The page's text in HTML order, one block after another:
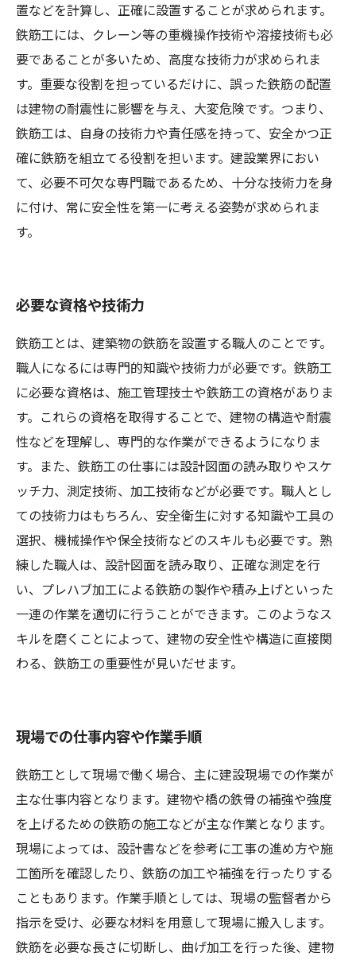
置などを計算し、正確に設置することが求められます。
鉄筋工には、クレーン等の重機操作技術や溶接技術も必
要であることが多いため、高度な技術力が求められま
す。重要な役割を担っているだけに、誤った鉄筋の配置
は建物の耐震性に影響を与え、大変危険です。つまり、
鉄筋工は、自身の技術力や責任感を持って、安全かつ正
確に鉄筋を組立てる役割を担います。建設業界におい
て、必要不可欠な専門職であるため、十分な技術力を身
に付け、常に安全性を第一に考える姿勢が求められま
す。
必要な資格や技術力
鉄筋工とは、建築物の鉄筋を設置する職人のことです。
職人になるには専門的知識や技術力が必要です。鉄筋工
に必要な資格は、施工管理技士や鉄筋工の資格がありま
す。これらの資格を取得することで、建物の構造や耐震
性などを理解し、専門的な作業ができるようになりま
す。また、鉄筋工の仕事には設計図面の読み取りやスケ
ッチ力、測定技術、加工技術などが必要です。職人とし
ての技術力はもちろん、安全衛生に対する知識や工具の
選択、機械操作や保全技術などのスキルも必要です。熟
練した職人は、設計図面を読み取り、正確な測定を行
い、プレハブ加工による鉄筋の製作や積み上げといった
一連の作業を適切に行うことができます。このようなス
キルを磨くことによって、建物の安全性や構造に直接関
わる、鉄筋工の重要性が見いだせます。
現場での仕事内容や作業手順
鉄筋工として現場で働く場合、主に建設現場での作業が
主な仕事内容となります。建物や橋の鉄骨の補強や強度
を上げるための鉄筋の施工などが主な作業となります。
現場によっては、設計書などを参考に工事の進め方や施
工箇所を確認したり、鉄筋の加工や補強を行ったりする
こともあります。作業手順としては、現場の監督者から
指示を受け、必要な材料を用意して現場に搬入します。
鉄筋を必要な長さに切断し、曲げ加工を行った後、建物